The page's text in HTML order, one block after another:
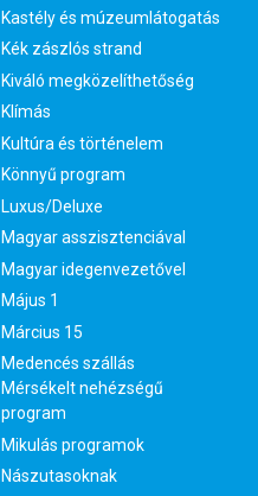
Kastély és múzeumlátogatás
Kék zászlós strand
Kiváló megközelíthetőség
Klímás
Kultúra és történelem
Könnyű program
Luxus/Deluxe
Magyar asszisztenciával
Magyar idegenvezetővel
Május 1
Március 15
Medencés szállás
Mérsékelt nehézségű
program
Mikulás programok
Nászutasoknak